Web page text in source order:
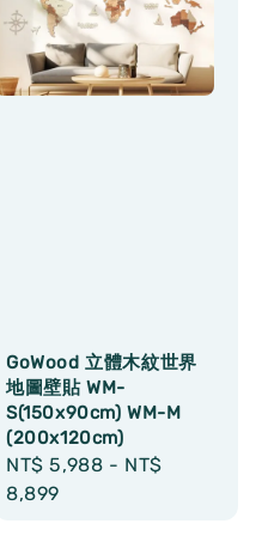
GoWood 立體木紋世界
地圖壁貼 WM-
S(150x90cm) WM-M
(200x120cm)
Regular
price
NT$ 5,988 - NT$
8,899